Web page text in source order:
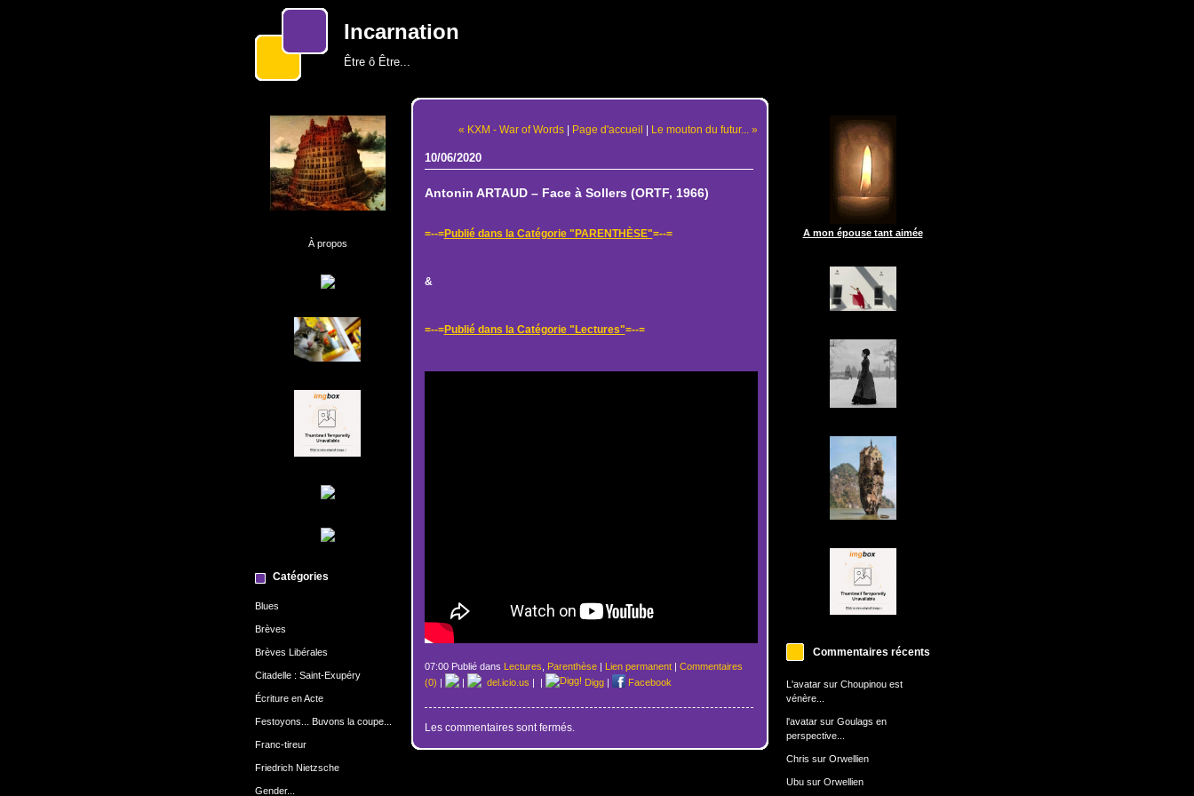
Incarnation
Être ô Être...
À propos
Catégories
Blues
Brèves
Brèves Libérales
Citadelle : Saint-Exupéry
Écriture en Acte
Festoyons... Buvons la coupe...
Franc-tireur
Friedrich Nietzsche
Gender...
A mon épouse tant aimée
Commentaires récents
L'avatarsur Choupinou est
vénère...
l'avatarsur Goulags en
perspective...
Chris sur Orwellien
Ubusur Orwellien
« KXM - War of Words| Page d'accueil | Le mouton du futur... »
10/06/2020
Antonin ARTAUD – Face à Sollers (ORTF, 1966)
=--=Publié dans la Catégorie "PARENTHÈSE"=--=
&
=--=Publié dans la Catégorie "Lectures"=--=
07:00 Publié dans Lectures Parenthèse| Lien permanent| Commentaires
(0) | | del.icio.us | | Digg| Facebook
Les commentaires sont fermés.